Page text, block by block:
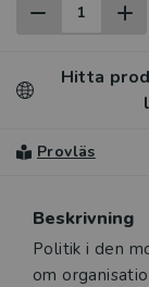
Hitta
Provläs
Beskrivning
Politik i den
om